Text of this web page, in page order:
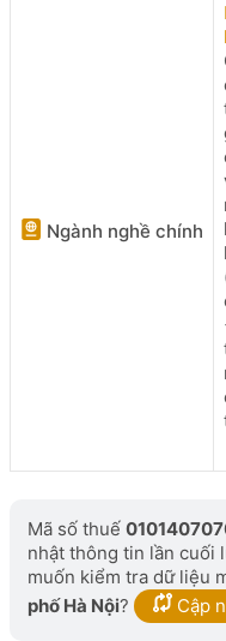
Ngành nghề chính
Mã số thuế
nhật thông tin lần cuối
muốn kiểm tra dữ liệu
phố Hà Nội? Cập